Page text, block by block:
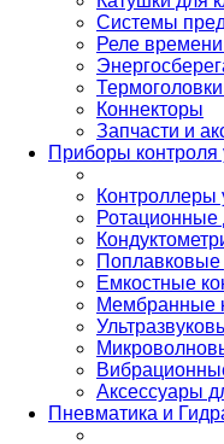
Системы
Реле
Коннекторы
Запчасти и
Приборы контроля
Контроллеры
Ротационные
Поплавковые
Емкостные
Мембранные
Аксессуары
Пневматика и